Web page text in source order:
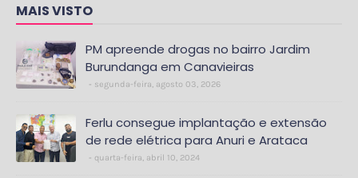
MAIS VISTO
PM apreende drogas no bairro Jardim
Burundanga em Canavieiras
segunda-feira, agosto 03, 2026
Ferlu consegue implantação e extensão
de rede elétrica para Anuri e Arataca
quarta-feira, abril 10, 2024